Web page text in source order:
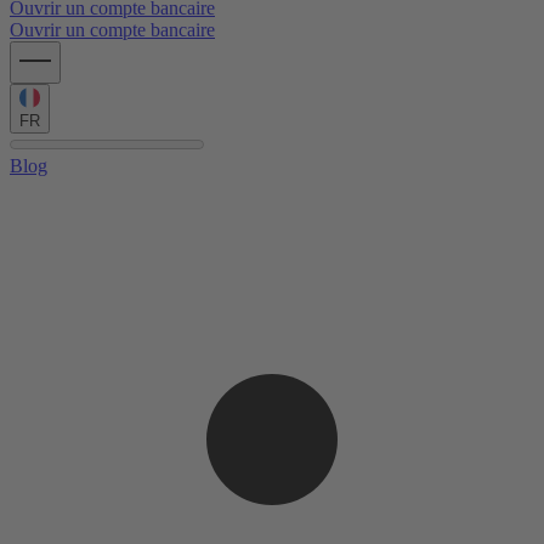
Ouvrir un compte bancaire
Ouvrir un compte bancaire
FR
Blog